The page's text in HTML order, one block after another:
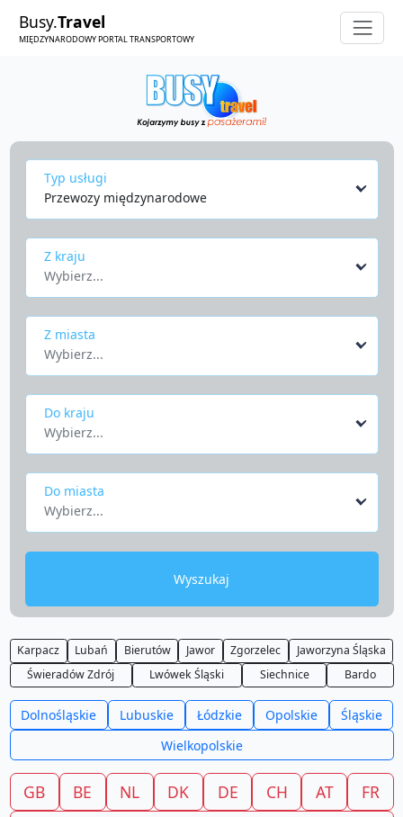
Busy.Travel
MIĘDZYNARODOWY PORTAL TRANSPORTOWY
Typ usługi
Przewozy międzynarodowe
Z kraju
Wybierz...
Z miasta
Wybierz...
Do kraju
Wybierz...
Do miasta
Wybierz...
Wyszukaj
Karpacz Lubań Bierutów Jawor Zgorzelec
Jaworzyna Śląska
Świeradów Zdrój
Lwówek Śląski Siechnice Bardo
Dolnośląskie Lubuskie Łódzkie Opolskie
Śląskie
Wielkopolskie
GB BE NL DK DE CH AT
FR